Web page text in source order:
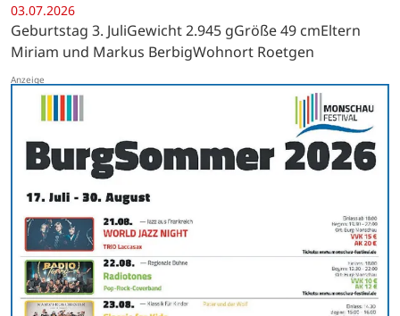
03.07.2026
Geburtstag 3. JuliGewicht 2.945 gGröße 49 cmEltern
Miriam und Markus BerbigWohnort Roetgen